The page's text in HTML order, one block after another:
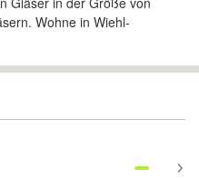
Wohne in Wiehl-